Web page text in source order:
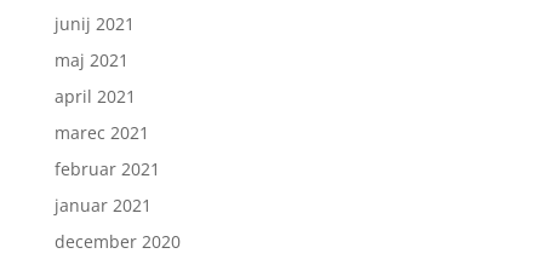
junij 2021
maj 2021
april 2021
marec 2021
februar 2021
januar 2021
december 2020